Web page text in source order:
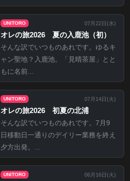
UNITORO 07月22日(水)
オレの旅2026 夏の入鹿池（初）
そんな訳でいつものあれです。ゆるキ
ャン聖地？入鹿池。「見晴茶屋」とと
もに名前...
UNITORO 07月14日(火)
オレの旅2026 初夏の北浦
そんな訳でいつものあれです。7月9
日移動日一通りのデイリー業務を終え
夕方出発。...
UNITORO 06月16日(火)